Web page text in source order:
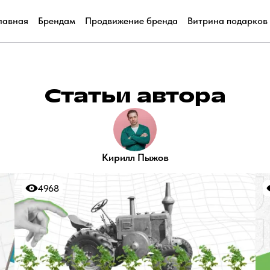
Брендам Продвижение бренда Витрина подарков
Статьи автора
Кирилл Пыжов
4968
4968